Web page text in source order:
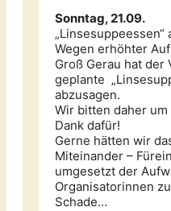
Sonntag, 21.09.
Wegen erhöhter
Groß Gerau hat der
geplante
abzusagen.
Wir bitten daher
Dank dafür!
Gerne hätten wir
Miteinander –
umgesetzt der
Organisatorinnen
Schade…